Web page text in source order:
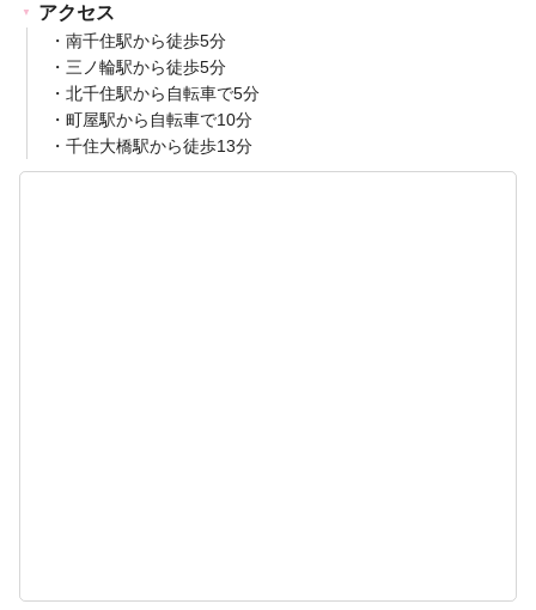
アクセス
・南千住駅から徒歩5分
・三ノ輪駅から徒歩5分
・北千住駅から自転車で5分
・町屋駅から自転車で10分
・千住大橋駅から徒歩13分